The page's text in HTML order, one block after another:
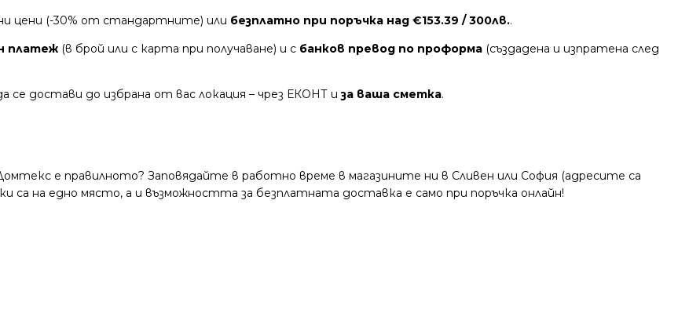
цени (-30% от стандартните) или безплатно при поръчка над €153.39 / 300лв..
платеж (в брой или с карта при получаване) и с банков превод по проформа (създадена и изпратена след
се достави до избрана от вас локация – чрез ЕКОНТ иза ваша сметка.
е правилното? Заповядайте в работно време в магазините ни в Сливен или София (адресите са
са на едно място, а и възможността за безплатната доставка е само при поръчка онлайн!